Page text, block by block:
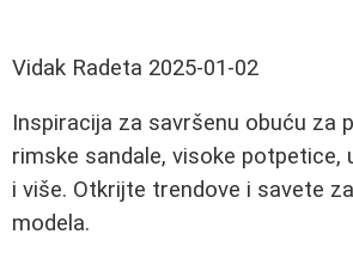
Vidak Radeta 2025-01-02
Inspiracija za savršenu obuću za
rimske sandale, visoke potpetice,
i više. Otkrijte trendove i savete
modela.